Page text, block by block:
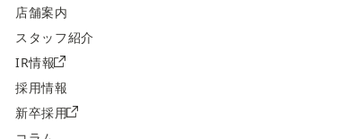
店舗案内
スタッフ紹介
IR情報
採用情報
新卒採用